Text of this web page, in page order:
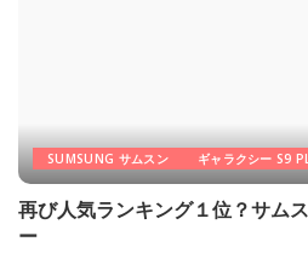
SUMSUNG サムスン ギャラクシー S9
再び人気ランキング１位？サム
ー